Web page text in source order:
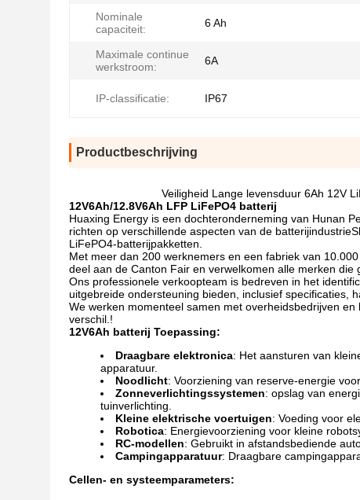
Nominale
capaciteit:
6 Ah
Maximale continue
werkstroom:
6A
IP-classificatie: IP67
Productbeschrijving
Veiligheid Lange levensduur 6Ah 12V
12V6Ah/12.8V6Ah LFP LiFePO4 batterij
Huaxing Energy is een dochteronderneming van Hunan
richten op verschillende aspecten van de
LiFePO4-batterijpakketten.
Met meer dan 200 werknemers en een fabriek van
deel aan de Canton Fair en verwelkomen alle merken
Ons professionele verkoopteam is bedreven in het
uitgebreide ondersteuning bieden, inclusief specificaties,
We werken momenteel samen met overheidsbedrijven
verschil.!
12V6Ah batterij Toepassing:
Draagbare elektronica: Het aansturen van
apparatuur.
Noodlicht: Voorziening van reserve-energie
Zonneverlichtingssystemen: opslag van
tuinverlichting.
Kleine elektrische voertuigen: Voeding voor
Robotica: Energievoorziening voor kleine
RC-modellen: Gebruikt in afstandsbediende
Campingapparatuur: Draagbare
Cellen- en systeemparameters: